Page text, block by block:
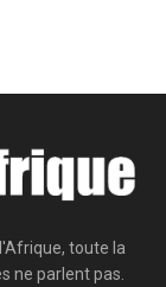
toute la
ne parlent pas.